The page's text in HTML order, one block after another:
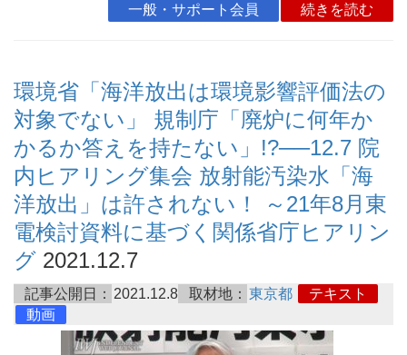
一般・サポート会員 続きを読む
環境省「海洋放出は環境影響評価法の
対象でない」 規制庁「廃炉に何年か
かるか答えを持たない」!?──12.7 院
内ヒアリング集会 放射能汚染水「海
洋放出」は許されない！ ～21年8月東
電検討資料に基づく関係省庁ヒアリン
グ 2021.12.7
記事公開日： 2021.12.8 取材地： 東京都
テキスト
動画